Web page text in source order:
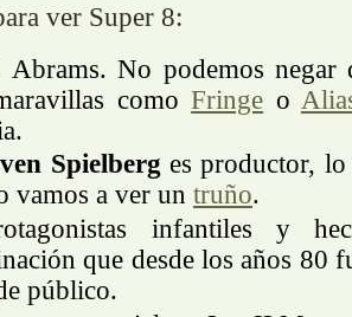
ver Super 8:
Abrams. No podemos negar
comoFringe o
Spielberg es productor, lo
vamos a ver un truño.
infantiles y
que desde los años 80
público.